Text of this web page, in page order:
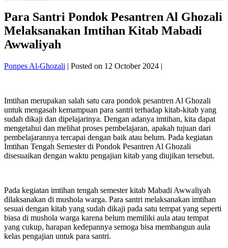
Para Santri Pondok Pesantren Al Ghozali
Melaksanakan Imtihan Kitab Mabadi
Awwaliyah
Ponpes Al-Ghozali | Posted on 12 October 2024 |
Imtihan merupakan salah satu cara pondok pesantren Al Ghozali
untuk mengasah kemampuan para santri terhadap kitab-kitab yang
sudah dikaji dan dipelajarinya. Dengan adanya imtihan, kita dapat
mengetahui dan melihat proses pembelajaran, apakah tujuan dari
pembelajarannya tercapai dengan baik atau belum. Pada kegiatan
Imtihan Tengah Semester di Pondok Pesantren Al Ghozali
disesuaikan dengan waktu pengajian kitab yang diujikan tersebut.
Pada kegiatan imtihan tengah semester kitab Mabadi Awwaliyah
dilaksanakan di mushola warga. Para santri melaksanakan imtihan
sesuai dengan kitab yang sudah dikaji pada satu tempat yang seperti
biasa di mushola warga karena belum memiliki aula atau tempat
yang cukup, harapan kedepannya semoga bisa membangun aula
kelas pengajian untuk para santri.